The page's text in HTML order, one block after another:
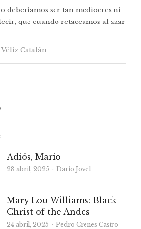
deberíamos ser tan mediocres ni
que cuando retaceamos al azar
Catalán
Adiós, Mario
28 abril, 2025 Autor
Darío Jovel
Mary Lou Williams: Black
Christ of the Andes
24 abril, 2025 Autor
Pedro Crenes Castro